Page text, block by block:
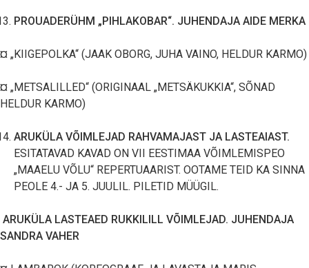
PROUADERÜHM „PIHLAKOBAR“. JUHENDAJA AIDE MERKA
¤ „KIIGEPOLKA“ (JAAK OBORG, JUHA VAINO, HELDUR KARMO)
¤ „METSALILLED“ (ORIGINAAL „METSÄKUKKIA“, SÕNAD
HELDUR KARMO)
ARUKÜLA VÕIMLEJAD RAHVAMAJAST JA LASTEAIAST.
ESITATAVAD KAVAD ON VII EESTIMAA VÕIMLEMISPEO
„MAAELU VÕLU“ REPERTUAARIST. OOTAME TEID KA SINNA
PEOLE 4.- JA 5. JUULIL. PILETID MÜÜGIL.
ARUKÜLA LASTEAED RUKKILILL VÕIMLEJAD. JUHENDAJA
SANDRA VAHER